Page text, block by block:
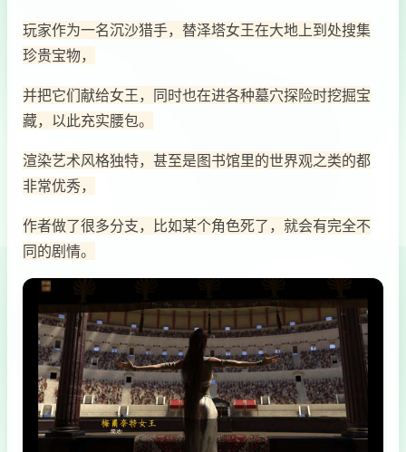
玩家作为一名沉沙猎手，替泽塔女王在大地上到处搜集
珍贵宝物，
并把它们献给女王，同时也在进各种墓穴探险时挖掘宝
藏，以此充实腰包。
渲染艺术风格独特，甚至是图书馆里的世界观之类的都
非常优秀，
作者做了很多分支，比如某个角色死了，就会有完全不
同的剧情。